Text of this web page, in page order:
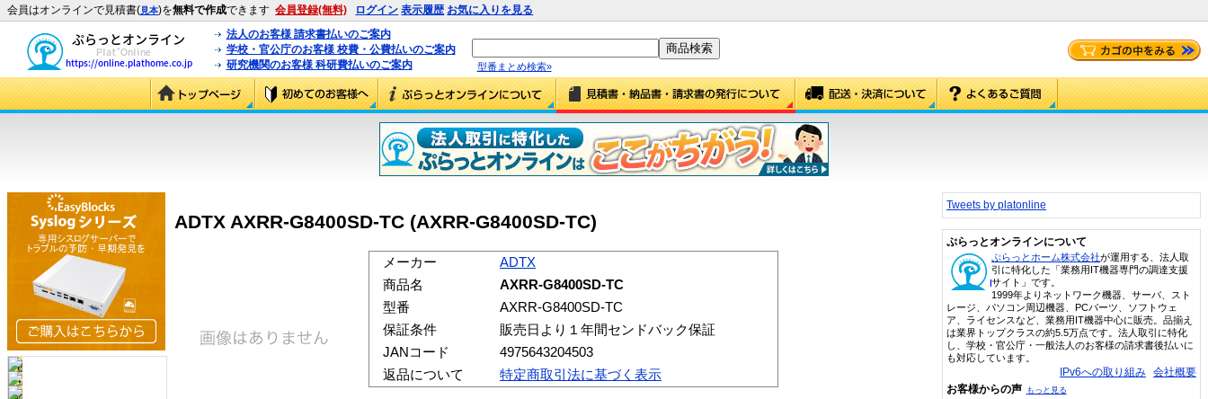
会員はオンラインで見積書(見本)を無料で作成できます 会員登録(無料) ログイン 表示履歴 お気に入りを見る
法人のお客様 請求書払いのご案内
学校・官公庁のお客様 校費・公費払いのご案内
研究機関のお客様 科研費払いのご案内
型番まとめ検索»
ADTX AXRR-G8400SD-TC (AXRR-G8400SD-TC)
メーカー
ADTX
商品名
AXRR-G8400SD-TC
型番
AXRR-G8400SD-TC
保証条件
販売日より１年間センドバック保証
JANコード
4975643204503
返品について
特定商取引法に基づく表示
Tweets by platonline
ぷらっとオンラインについて
ぷらっとホーム株式会社が運用する、法人取
引に特化した「業務用IT機器専門の調達支援
サイト」です。
1999年よりネットワーク機器、サーバ、スト
レージ、パソコン周辺機器、PCパーツ、ソフトウェ
ア、ライセンスなど、業務用IT機器中心に販売。品揃え
は業界トップクラスの約5.5万点です。法人取引に特化
し、学校・官公庁・一般法人のお客様の請求書後払いに
も対応しています。
IPv6への取り組み 会社概要
お客様からの声 もっと見る